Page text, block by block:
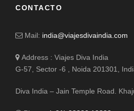
CONTACTO
Mail: india@viajesdivaindia.com
Address : Viajes Diva India
G-57, Sector -6 , Noida 201301,
Diva India – Jain Temple Road.